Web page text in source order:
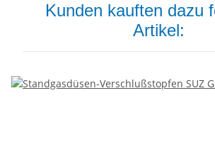
Kunden kauften dazu
Artikel: